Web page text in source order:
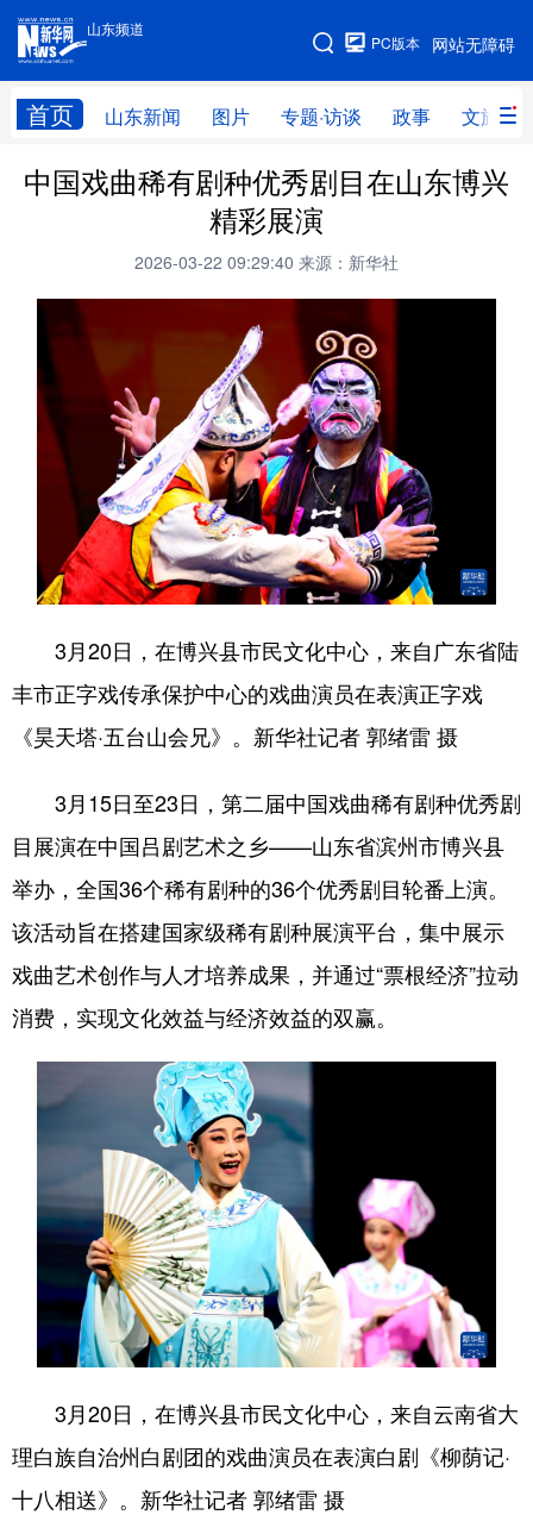
山东频道
网站无障碍
PC版本
首页 山东新闻 图片 专题·访谈 政事 文旅
手机版
网站地图
学习进行时 高层 时政 人事
财经 网评
全球连线
科技 科普 体育
军事 访谈
中央文件 金融
食品 人居 信息化 乡村振兴
溯源中国 城市 旅游
会展 彩票 娱乐 时尚
亚太网 上市公司 投教基地
山东新闻 图片 专题·访谈
文娱 融媒秀 地市 科教
健康 微视齐鲁
多语种频道
Español Français
Русский язык
Deutsch Português
中国戏曲稀有剧种优秀剧目在山东博兴
精彩展演
2026-03-22 09:29:40 来源：新华社
3月20日，在博兴县市民文化中心，来自广东省陆
丰市正字戏传承保护中心的戏曲演员在表演正字戏
《昊天塔·五台山会兄》。新华社记者 郭绪雷 摄
3月15日至23日，第二届中国戏曲稀有剧种优秀剧
目展演在中国吕剧艺术之乡——山东省滨州市博兴县
举办，全国36个稀有剧种的36个优秀剧目轮番上演。
该活动旨在搭建国家级稀有剧种展演平台，集中展示
戏曲艺术创作与人才培养成果，并通过“票根经济”拉动
消费，实现文化效益与经济效益的双赢。
3月20日，在博兴县市民文化中心，来自云南省大
理白族自治州白剧团的戏曲演员在表演白剧《柳荫记·
十八相送》。新华社记者 郭绪雷 摄